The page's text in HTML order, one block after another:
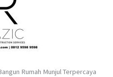
Rumah Munjul Terpercaya